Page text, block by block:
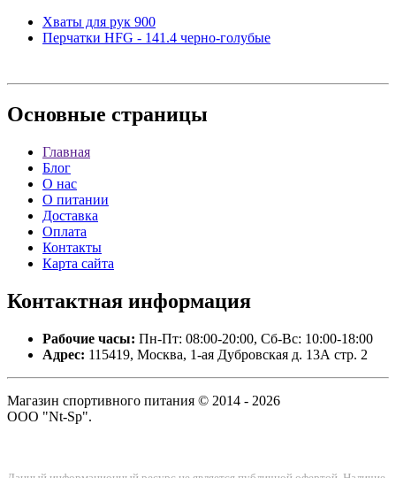
Хваты для рук 900
Перчатки HFG - 141.4 черно-голубые
Основные страницы
Главная
Блог
О нас
О питании
Доставка
Оплата
Контакты
Карта сайта
Контактная информация
Рабочие часы: Пн-Пт: 08:00-20:00, Сб-Вс: 10:00-18:00
Адрес: 115419, Москва, 1-ая Дубровская д. 13А стр. 2
Магазин спортивного питания © 2014 - 2026
ООО "Nt-Sp".